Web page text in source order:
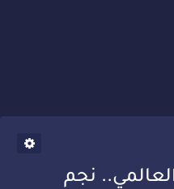
نجم